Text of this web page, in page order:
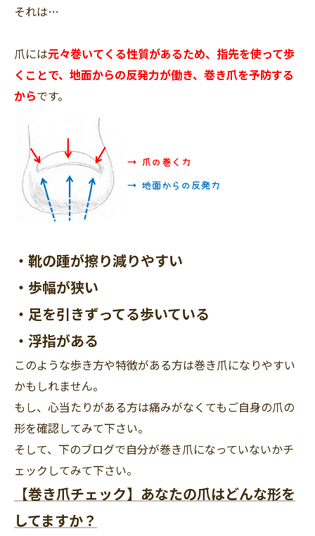
それは…
爪には元々巻いてくる性質があるため、指先を使って歩
くことで、地面からの反発力が働き、巻き爪を予防する
からです。
・靴の踵が擦り減りやすい
・歩幅が狭い
・足を引きずってる歩いている
・浮指がある
このような歩き方や特徴がある方は巻き爪になりやすい
かもしれません。
もし、心当たりがある方は痛みがなくてもご自身の爪の
形を確認してみて下さい。
そして、下のブログで自分が巻き爪になっていないかチ
ェックしてみて下さい。
【巻き爪チェック】あなたの爪はどんな形を
してますか？